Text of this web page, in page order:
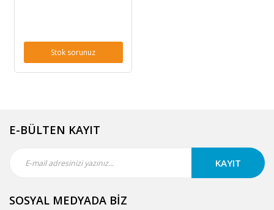
Stok sorunuz
E-BÜLTEN KAYIT
KAYIT
SOSYAL MEDYADA BİZ